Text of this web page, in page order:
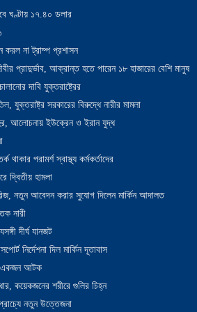
ঘণ্টায় ১৭.৪০ ডলার
করল না ট্রাম্প প্রশাসন
প্রাদুর্ভাব, আক্রান্ত হতে পারেন ১৮ হাজারের বেশি মানুষ
দাবি যুক্তরাষ্ট্রের
যুক্তরাষ্ট্র সরকারের বিরুদ্ধে নারীর মামলা
আলোচনায় ইউক্রেন ও ইরান যুদ্ধ
পরামর্শ স্বাস্থ্য কর্মকর্তাদের
দ্বিতীয় হামলা
নতুন আবেদন করার সুযোগ দিলেন মার্কিন আদালত
নারী
দীর্ঘ যানজট
নির্দেশনা দিল মার্কিন দূতাবাস
একজন আটক
কয়েকজনের শরীরে গুলির চিহ্ন
নতুন উত্তেজনা